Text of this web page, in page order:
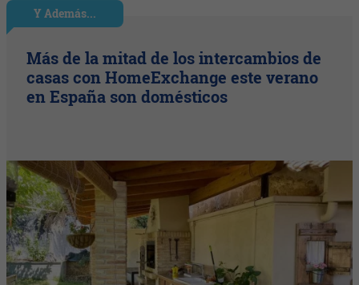
Y Además...
Más de la mitad de los intercambios de
casas con HomeExchange este verano
en España son domésticos